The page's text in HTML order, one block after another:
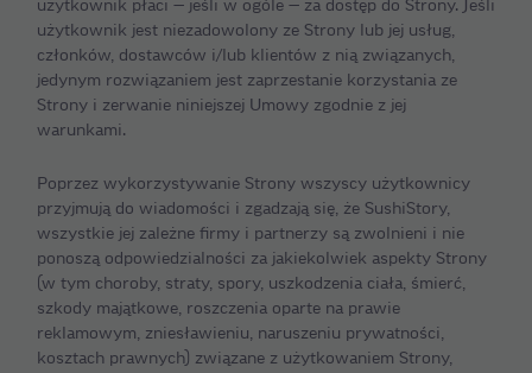
użytkownik płaci — jeśli w ogóle — za dostęp do Strony. Jeśli
użytkownik jest niezadowolony ze Strony lub jej usług,
członków, dostawców i/lub klientów z nią związanych,
jedynym rozwiązaniem jest zaprzestanie korzystania ze
Strony i zerwanie niniejszej Umowy zgodnie z jej
warunkami.
Poprzez wykorzystywanie Strony wszyscy użytkownicy
przyjmują do wiadomości i zgadzają się, że SushiStory,
wszystkie jej zależne firmy i partnerzy są zwolnieni i nie
ponoszą odpowiedzialności za jakiekolwiek aspekty Strony
(w tym choroby, straty, spory, uszkodzenia ciała, śmierć,
szkody majątkowe, roszczenia oparte na prawie
reklamowym, zniesławieniu, naruszeniu prywatności,
kosztach prawnych) związane z użytkowaniem Strony,